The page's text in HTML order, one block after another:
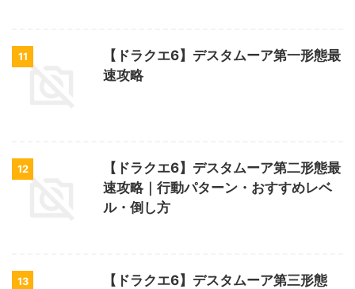
11
【ドラクエ6】デスタムーア第一形態最
速攻略
12
【ドラクエ6】デスタムーア第二形態最
速攻略｜行動パターン・おすすめレベ
ル・倒し方
13
【ドラクエ6】デスタムーア第三形態